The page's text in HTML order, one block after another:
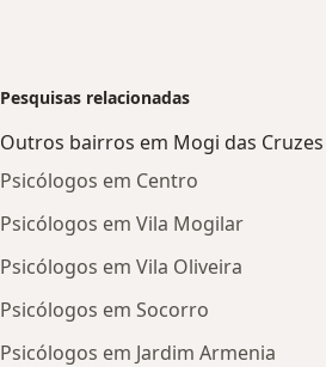
Pesquisas relacionadas
Outros bairros em Mogi das Cruzes
Psicólogos em Centro
Psicólogos em Vila Mogilar
Psicólogos em Vila Oliveira
Psicólogos em Socorro
Psicólogos em Jardim Armenia